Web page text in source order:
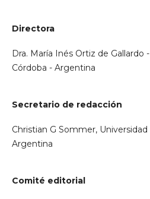
Directora
Dra. María Inés Ortiz de Gallardo
Córdoba - Argentina
Secretario de redacción
Christian G Sommer,
Argentina
Comité editorial